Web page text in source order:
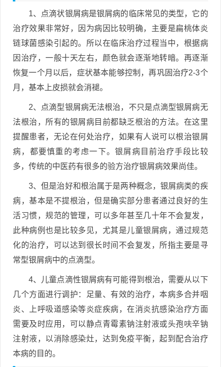
1、点滴状银屑病是银屑病的临床常见的类型，它的
治疗效果非常好，因为病因比较明确，主要是扁桃体炎
链球菌感染引起的。所以在临床治疗过程当中，根据病
因治疗，一般十天左右，颜色就会逐渐地转暗。再逐渐
恢复一个月以后，症状基本能够控制，再巩固治疗2-3个
月，基本上皮损就会消褪。
2、点滴型银屑病无法根治，不只是点滴型银屑病无
法根治，所有的银屑病目前都缺乏根治的方法。在这里
提醒患者，无论在何处治疗，如果有人说可以根治银屑
病，都要慎重的考虑一下。银屑病目前治疗手段比较
多，传统的中医药有很多的验方治疗银屑病效果尚佳。
3、但是治好和根治属于是两种概念，银屑病类的疾
病，基本是不提根治，但是确实部分患者通过良好的生
活习惯，规范的管理，可以多年甚至几十年不会复发，
此种病例也是比较多见，尤其是儿童银屑病，通过规范
化的治疗，可以达到很长时间不会复发，所指主要是寻
常型银屑病中的点滴型。
4、儿童点滴性银屑病有可能得到根治，需要从以下
几个方面进行调护：足量、有效的治疗，本病多合并咽
炎、上呼吸道感染等炎症疾病，在消炎抗感染治疗方面
需要及时应用，可以静点青霉素钠注射液或头孢呋辛钠
注射液，以消除感染灶，达到免疫平衡，起到配合治疗
本病的目的。